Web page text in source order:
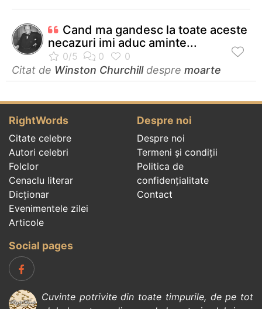
Cand ma gandesc la toate aceste
necazuri imi aduc aminte...
Citat de Winston Churchilldespre moarte
RightWords
Citate celebre
Autori celebri
Folclor
Cenaclu literar
Dicționar
Evenimentele zilei
Articole
Despre noi
Despre noi
Termeni și condiții
Politica de
confidenţialitate
Contact
Social pages
Cuvinte potrivite din toate timpurile, de pe tot